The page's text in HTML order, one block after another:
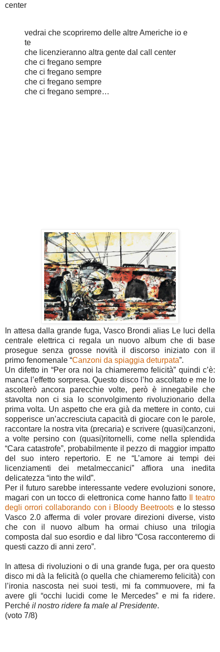
center
vedrai che scopriremo delle altre Americhe io e
te
che licenzieranno altra gente dal call center
che ci fregano sempre
che ci fregano sempre
che ci fregano sempre
che ci fregano sempre…
In attesa dalla grande fuga, Vasco Brondi alias Le luci della
centrale elettrica ci regala un nuovo album che di base
prosegue senza grosse novità il discorso iniziato con il
primo fenomenale “Canzoni da spiaggia deturpata”.
Un difetto in “Per ora noi la chiameremo felicità” quindi c’è:
manca l’effetto sorpresa. Questo disco l’ho ascoltato e me lo
ascolterò ancora parecchie volte, però è innegabile che
stavolta non ci sia lo sconvolgimento rivoluzionario della
prima volta. Un aspetto che era già da mettere in conto, cui
sopperisce un’accresciuta capacità di giocare con le parole,
raccontare la nostra vita (precaria) e scrivere (quasi)canzoni,
a volte persino con (quasi)ritornelli, come nella splendida
“Cara catastrofe”, probabilmente il pezzo di maggior impatto
del suo intero repertorio. E ne “L’amore ai tempi dei
licenziamenti dei metalmeccanici” affiora una inedita
delicatezza “into the wild”.
Per il futuro sarebbe interessante vedere evoluzioni sonore,
magari con un tocco di elettronica come hanno fatto
Il teatro
degli orrori collaborando con i Bloody Beetroots e lo stesso
Vasco 2.0 afferma di voler provare direzioni diverse, visto
che con il nuovo album ha ormai chiuso una trilogia
composta dal suo esordio e dal libro “Cosa racconteremo di
questi cazzo di anni zero”.
In attesa di rivoluzioni o di una grande fuga, per ora questo
disco mi dà la felicità (o quella che chiameremo felicità) con
l’ironia nascosta nei suoi testi, mi fa commuovere, mi fa
avere gli “occhi lucidi come le Mercedes” e mi fa ridere.
Perché il nostro ridere fa male al Presidente.
(voto 7/8)